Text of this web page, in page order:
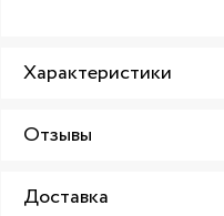
Характеристики
Отзывы
Доставка